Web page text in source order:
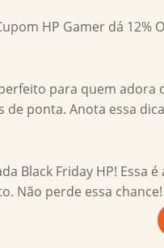
HP Gamer dá
para quem
ponta. Anota essa
Black Friday HP!
Não perde essa chance!